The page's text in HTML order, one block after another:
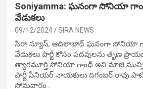
Soniyamma: ఘ‌నంగా సోనియా
వేడుక‌లు
09/12/2024 SIRA NEWS
సిరా న్యూస్, ఆదిలాబాద్ ఘ‌నంగా సోనియా
వేడుక‌లు పార్టీ కోసం ప‌ద‌వుల‌ను తృణ
త్యాగమూర్తి సోనియా గాంధీ అని మాజీ
పార్టీ సీనియ‌ర్ నాయ‌కులు దిగంబ‌ర్ రావు
సోమవారం…